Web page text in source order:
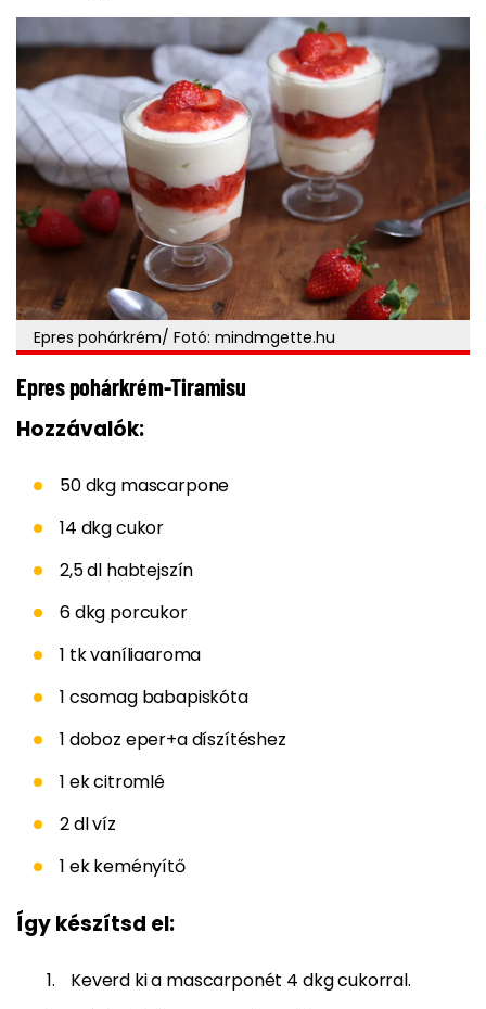
Epres pohárkrém/ Fotó: mindmgette.hu
Epres pohárkrém-Tiramisu
Hozzávalók:
50 dkg mascarpone
14 dkg cukor
2,5 dl habtejszín
6 dkg porcukor
1 tk vaníliaaroma
1 csomag babapiskóta
1 doboz eper+a díszítéshez
1 ek citromlé
2 dl víz
1 ek keményítő
Így készítsd el:
Keverd ki a mascarponét 4 dkg cukorral.